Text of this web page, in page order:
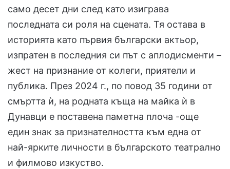
само десет дни след като изиграва
последната си роля на сцената. Тя остава в
историята като първия български актьор,
изпратен в последния си път с аплодисменти –
жест на признание от колеги, приятели и
публика. През 2024 г., по повод 35 години от
смъртта ѝ, на родната къща на майка ѝ в
Дунавци е поставена паметна плоча -още
един знак за признателността към една от
най-ярките личности в българското театрално
и филмово изкуство.